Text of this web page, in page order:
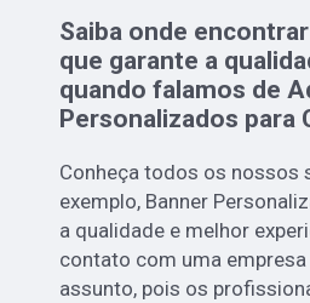
Saiba onde
que garante a
quando falamos de
Personalizados para
Conheça todos os nossos
exemplo, Banner
a qualidade e melhor
contato com uma
assunto, pois os